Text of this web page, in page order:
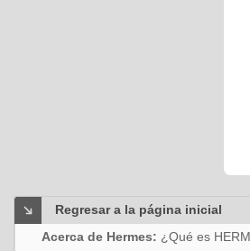
Regresar a la página inicial
Acerca de Hermes: ¿Qué es